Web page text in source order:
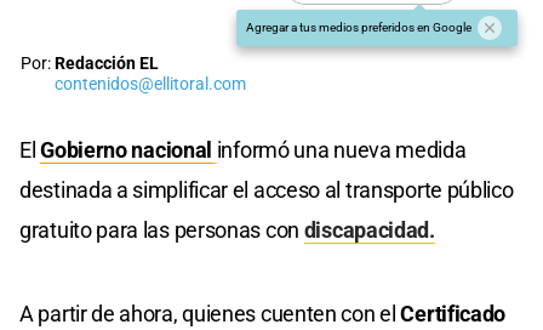
Agregar a tus medios preferidos en Google
Por:Redacción EL
contenidos@ellitoral.com
ElGobierno nacional informó una nueva medida
destinada a simplificar el acceso al transporte público
gratuito para las personas con discapacidad.
A partir de ahora, quienes cuenten con elCertificado